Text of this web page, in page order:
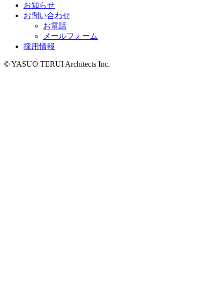
お知らせ
お問い合わせ
お電話
メールフォーム
採用情報
© YASUO TERUI Architects Inc.